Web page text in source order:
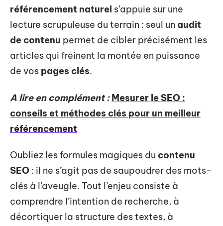
référencement naturel s’appuie sur une
lecture scrupuleuse du terrain : seul un audit
de contenu permet de cibler précisément les
articles qui freinent la montée en puissance
de vos pages clés.
A lire en complément : Mesurer le SEO :
conseils et méthodes clés pour un meilleur
référencement
Oubliez les formules magiques du contenu
SEO : il ne s’agit pas de saupoudrer des mots-
clés à l’aveugle. Tout l’enjeu consiste à
comprendre l’intention de recherche, à
décortiquer la structure des textes, à